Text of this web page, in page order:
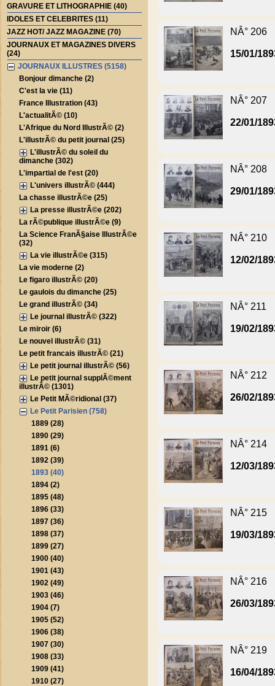
GRAVURE ET LITHOGRAPHIE (40)
IDOLES ET CELEBRITES (11)
JAZZ HOT/ JAZZ MAGAZINE (70)
JOURNAUX ET MAGAZINES DIVERS
(24)
JOURNAUX ILLUSTRES (5158)
Bonjour dimanche (2)
C'est la vie (11)
France Illustration (43)
L'actualitÃ© (10)
L'Afrique du Nord IllustrÃ© (2)
L'illustrÃ© du petit journal (25)
L'illustrÃ© du soleil du
dimanche (302)
L'impartial de l'est (20)
L'univers illustrÃ© (444)
La chasse illustrÃ©e (25)
La presse illustrÃ©e (202)
La rÃ©publique illustrÃ©e (9)
La Science FranÃ§aise IllustrÃ©e
(32)
La vie illustrÃ©e (315)
La vie moderne (2)
Le figaro illustrÃ© (20)
Le gaulois du dimanche (25)
Le grand illustrÃ© (34)
Le journal illustrÃ© (322)
Le miroir (6)
Le nouvel illustrÃ© (31)
Le petit francais illustrÃ© (21)
Le petit journal illustrÃ© (56)
Le petit journal supplÃ©ment
illustrÃ© (1301)
Le Petit MÃ©ridional (37)
Le Petit Parisien (758)
1889 (28)
1890 (29)
1891 (6)
1892 (39)
1893 (40)
1894 (2)
1895 (48)
1896 (33)
1897 (36)
1898 (37)
1899 (27)
1900 (40)
1901 (43)
1902 (49)
1903 (46)
1904 (7)
1905 (52)
1906 (38)
1907 (30)
1908 (33)
1909 (41)
1910 (27)
NÂ° 206
15/01/
NÂ° 207
22/01/
NÂ° 208
29/01/
NÂ° 210
12/02/
NÂ° 211
19/02/
NÂ° 212
26/02/
NÂ° 214
12/03/
NÂ° 215
19/03/
NÂ° 216
26/03/
NÂ° 219
16/04/